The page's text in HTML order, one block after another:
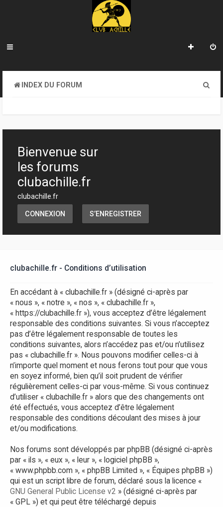
INDEX DU FORUM
h
Bienvenue sur
les forums
clubachille.fr
clubachille.fr
CONNEXION S’ENREGISTRER
clubachille.fr - Conditions d’utilisation
En accédant à « clubachille.fr » (désigné ci-après par
« nous », « notre », « nos », « clubachille.fr »,
« https://clubachille.fr »), vous acceptez d’être légalement
responsable des conditions suivantes. Si vous n’acceptez
pas d’être légalement responsable de toutes les
conditions suivantes, alors n’accédez pas et/ou n’utilisez
pas « clubachille.fr ». Nous pouvons modifier celles-ci à
n’importe quel moment et nous ferons tout pour que vous
en soyez informé, bien qu’il soit prudent de vérifier
régulièrement celles-ci par vous-même. Si vous continuez
d’utiliser « clubachille.fr » alors que des changements ont
été effectués, vous acceptez d’être légalement
responsable des conditions découlant des mises à jour
et/ou modifications.
Nos forums sont développés par phpBB (désigné ci-après
par « ils », « eux », « leur », « logiciel phpBB »,
« www.phpbb.com », « phpBB Limited », « Équipes phpBB »)
qui est un script libre de forum, déclaré sous la licence «
GNU General Public License v2 » (désigné ci-après par
« GPL ») et qui peut être téléchargé depuis